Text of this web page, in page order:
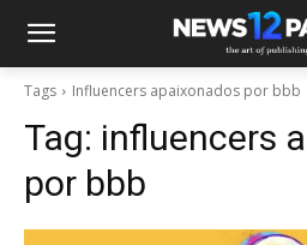
Tags Influencers apaixonados por bbb
Tag: influencers
por bbb